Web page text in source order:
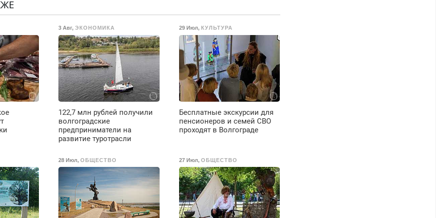
районы. Скидка.
Вызов бесплатный.
3 Авг,ЭКОНОМИКА
122,7 млн рублей получили
волгоградские
предприниматели на
развитие туротрасли
29 Июл, КУЛЬТУРА
Бесплатные экскурсии для
пенсионеров и семей СВО
проходят в Волгограде
28 Июл,ОБЩЕСТВО 27 Июл, ОБЩЕСТВО